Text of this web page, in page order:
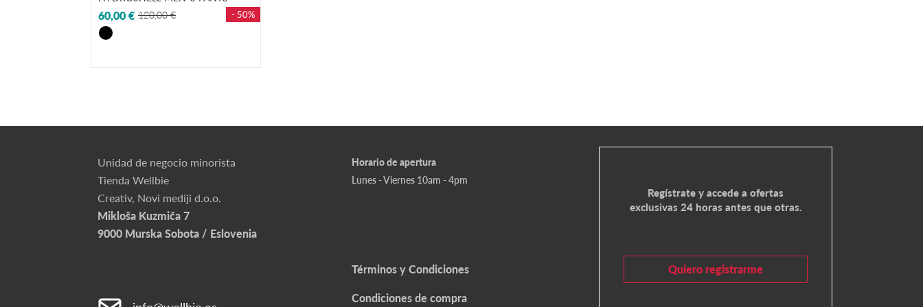
60,00 € 120,00 € - 50%
Unidad de negocio minorista
Tienda Wellbie
Creativ, Novi mediji d.o.o.
Mikloša Kuzmiča 7
9000 Murska Sobota / Eslovenia
Horario de apertura
Lunes - Viernes 10am - 4pm
Términos y Condiciones
Condiciones de compra
Regístrate y accede a ofertas
exclusivas 24 horas antes que otras.
Quiero registrarme